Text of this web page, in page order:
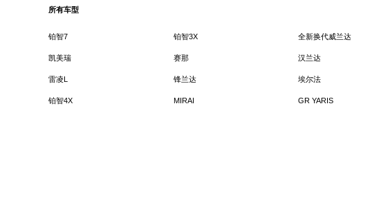
所有车型
铂智7 铂智3X 全新换代威兰达
凯美瑞 赛那 汉兰达
雷凌L 锋兰达 埃尔法
铂智4X MIRAI GR YARIS